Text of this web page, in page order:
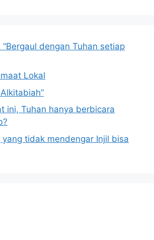
“Bergaul dengan Tuhan setiap
Lokal
ini, Tuhan hanya berbicara
yang tidak mendengar Injil bisa